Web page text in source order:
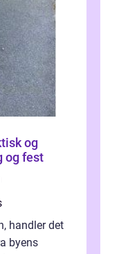
og fest
handler det
byens